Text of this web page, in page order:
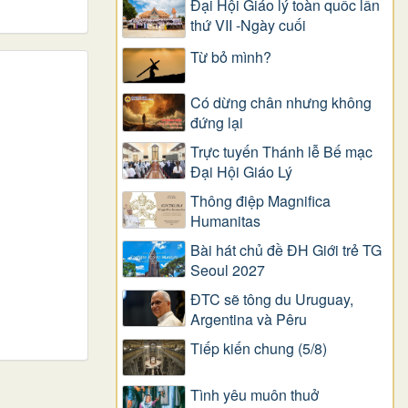
Đại Hội Giáo lý toàn quốc lần
thứ VII -Ngày cuối
Từ bỏ mình?
Có dừng chân nhưng không
đứng lại
Trực tuyến Thánh lễ Bế mạc
Đại Hội Giáo Lý
Thông điệp Magnifica
Humanitas
Bài hát chủ đề ĐH Giới trẻ TG
Seoul 2027
ĐTC sẽ tông du Uruguay,
Argentina và Pêru
Tiếp kiến chung (5/8)
Tình yêu muôn thuở